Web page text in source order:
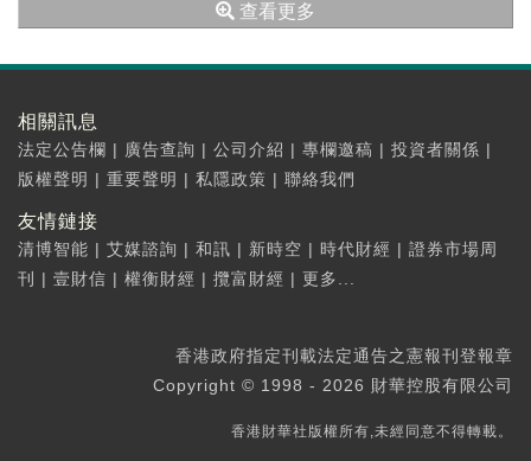
查看更多
相關訊息
法定公告欄 | 廣告查詢 | 公司介紹 | 專欄邀稿 | 投資者關係 |
版權聲明 | 重要聲明 | 私隱政策 | 聯絡我們
友情鏈接
清博智能 | 艾媒諮詢 | 和訊 | 新時空 | 時代財經 | 證券市場周
刊
| 壹財信 | 權衡財經 | 攬富財經 | 更多...
香港政府指定刊載法定通告之憲報刊登報章
Copyright © 1998 - 2026 財華控股有限公司
香港財華社版權所有,未經同意不得轉載。